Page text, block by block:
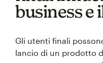
business e
Gli utenti finali
lancio di un prodotto